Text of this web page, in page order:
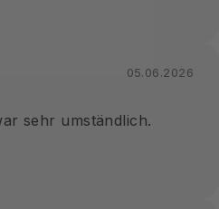
05.06.2026
sehr umständlich.